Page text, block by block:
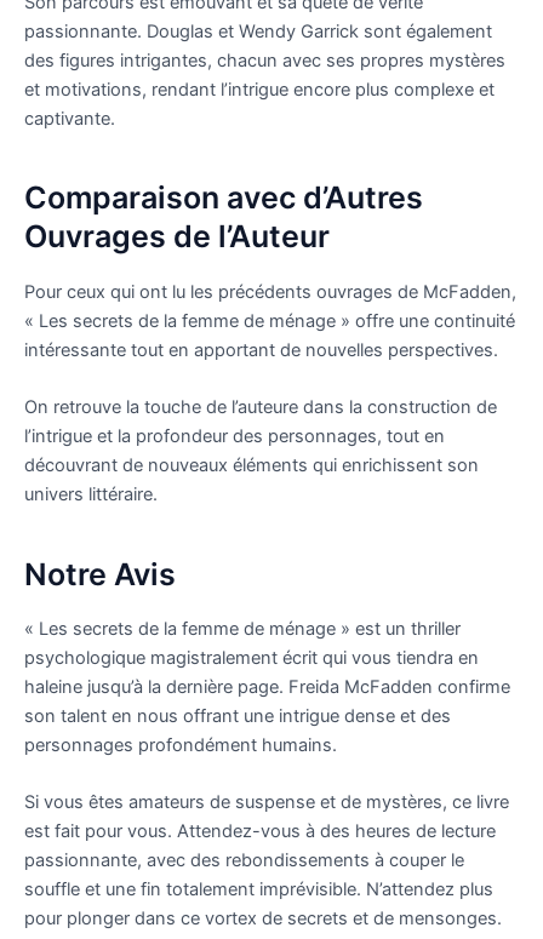
passionnante. Douglas et Wendy Garrick sont également
des figures intrigantes, chacun avec ses propres mystères
et motivations, rendant l’intrigue encore plus complexe et
captivante.
Comparaison avec d’Autres
Ouvrages de l’Auteur
Pour ceux qui ont lu les précédents ouvrages de McFadden,
« Les secrets de la femme de ménage » offre une continuité
intéressante tout en apportant de nouvelles perspectives.
On retrouve la touche de l’auteure dans la construction de
l’intrigue et la profondeur des personnages, tout en
découvrant de nouveaux éléments qui enrichissent son
univers littéraire.
Notre Avis
« Les secrets de la femme de ménage » est un thriller
psychologique magistralement écrit qui vous tiendra en
haleine jusqu’à la dernière page. Freida McFadden confirme
son talent en nous offrant une intrigue dense et des
personnages profondément humains.
Si vous êtes amateurs de suspense et de mystères, ce livre
est fait pour vous. Attendez-vous à des heures de lecture
passionnante, avec des rebondissements à couper le
souffle et une fin totalement imprévisible. N’attendez plus
pour plonger dans ce vortex de secrets et de mensonges.